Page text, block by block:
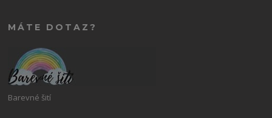
MÁTE DOTAZ?
Barevné šití